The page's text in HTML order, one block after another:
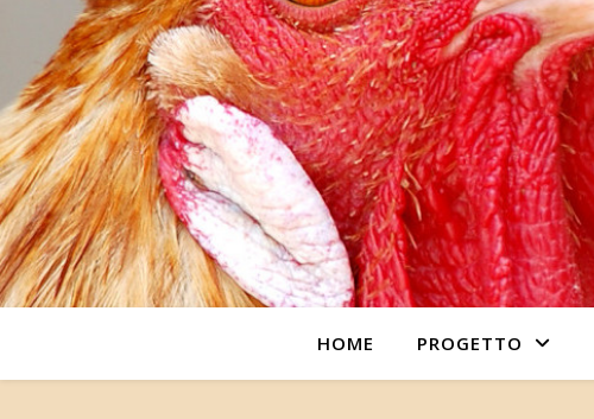
HOME PROGETTO